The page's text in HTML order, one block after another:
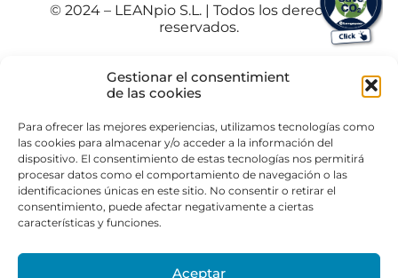
Gestionar el consentimient
de las cookies
Para ofrecer las mejores experiencias, utilizamos tecnologías como
las cookies para almacenar y/o acceder a la información del
dispositivo. El consentimiento de estas tecnologías nos permitirá
procesar datos como el comportamiento de navegación o las
identificaciones únicas en este sitio. No consentir o retirar el
consentimiento, puede afectar negativamente a ciertas
características y funciones.
Aceptar
© 2024 – LEANpio S.L. | Todos los derechos
reservados.
Portuguese